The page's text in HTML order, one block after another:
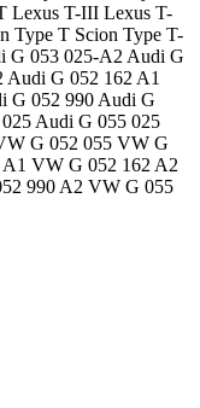
Lexus T-III Lexus T-
Type T Scion Type T-
G 053 025-A2 Audi G
Audi G 052 162 A1
G 052 990 Audi G
Audi G 055 025
G 052 055 VW G
VW G 052 162 A2
990 A2 VW G 055